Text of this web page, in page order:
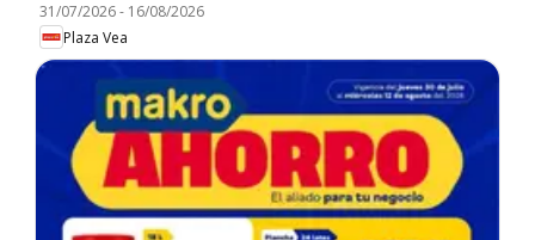
31/07/2026- 16/08/2026
Plaza Vea